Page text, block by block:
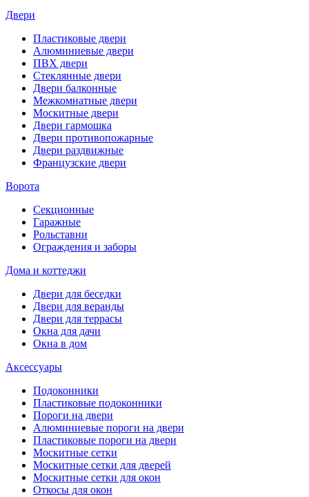
Двери
Пластиковые двери
Алюминиевые двери
ПВХ двери
Стеклянные двери
Двери балконные
Межкомнатные двери
Москитные двери
Двери гармошка
Двери противопожарные
Двери раздвижные
Французские двери
Ворота
Секционные
Гаражные
Рольставни
Ограждения и заборы
Дома и коттеджи
Двери для беседки
Двери для веранды
Двери для террасы
Окна для дачи
Окна в дом
Аксессуары
Подоконники
Пластиковые подоконники
Пороги на двери
Алюминиевые пороги на двери
Пластиковые пороги на двери
Москитные сетки
Москитные сетки для дверей
Москитные сетки для окон
Откосы для окон